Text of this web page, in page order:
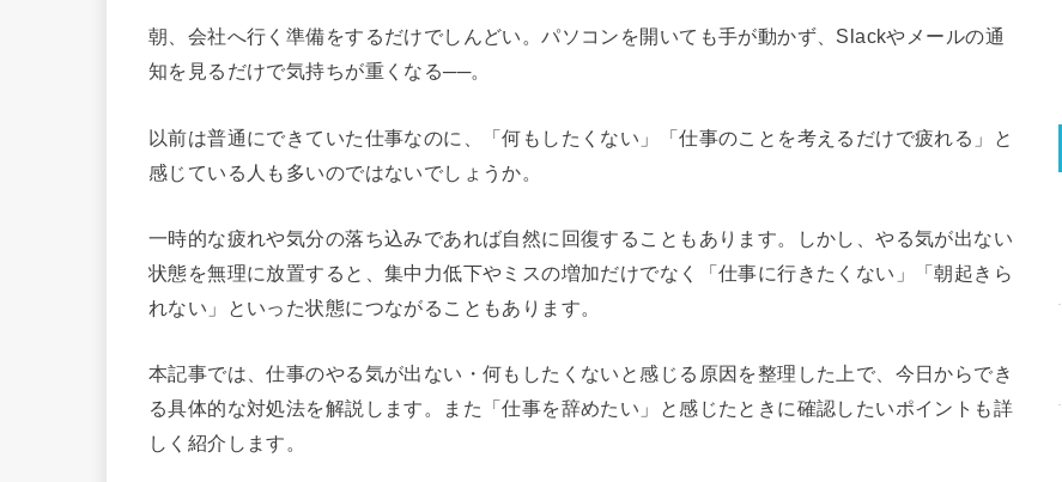
朝、会社へ行く準備をするだけでしんどい。パソコンを開いても手が動かず、Slackやメールの通
知を見るだけで気持ちが重くなる──。
以前は普通にできていた仕事なのに、「何もしたくない」「仕事のことを考えるだけで疲れる」と
感じている人も多いのではないでしょうか。
一時的な疲れや気分の落ち込みであれば自然に回復することもあります。しかし、やる気が出ない
状態を無理に放置すると、集中力低下やミスの増加だけでなく「仕事に行きたくない」「朝起きら
れない」といった状態につながることもあります。
本記事では、仕事のやる気が出ない・何もしたくないと感じる原因を整理した上で、今日からでき
る具体的な対処法を解説します。また「仕事を辞めたい」と感じたときに確認したいポイントも詳
しく紹介します。